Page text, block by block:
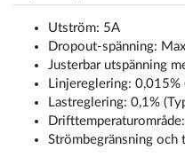
Utström: 5A
Dropout-spänning:
Justerbar utspänning
Linjereglering: 0,015%
Lastreglering: 0,1%
Strömbegränsning och